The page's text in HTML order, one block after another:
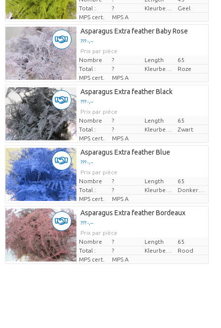
Total :
?
Geel
MPS cert.
MPS A
Asparagus Extra feather Baby Rose
??? -,--
Prix par pièce
Nombre
? Length
65
Total :
?
Roze
MPS cert.
MPS A
Asparagus Extra feather Black
??? -,--
Prix par pièce
Nombre
? Length
65
Total :
?
Zwart
MPS cert.
MPS A
Asparagus Extra feather Blue
??? -,--
Prix par pièce
Nombre
? Length
65
Total :
?
MPS cert.
MPS A
Asparagus Extra feather Bordeaux
??? -,--
Prix par pièce
Nombre
? Length
65
Total :
?
Rood
MPS cert.
MPS A